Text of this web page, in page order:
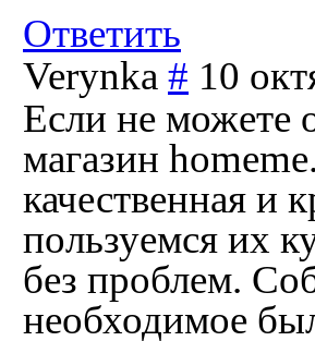
Ответить
Verynka # 10
Если не можете
магазин
качественная и
пользуемся их
без проблем.
необходимое